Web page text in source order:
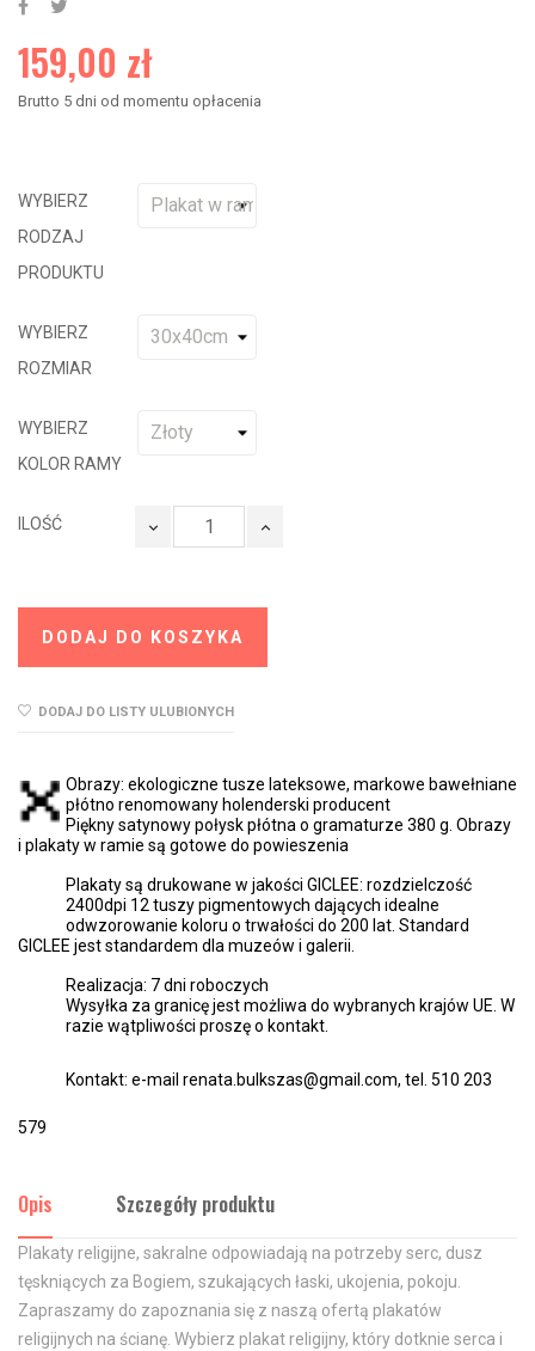
159,00 zł
Brutto 5 dni od momentu opłacenia
WYBIERZ
RODZAJ
PRODUKTU
WYBIERZ
ROZMIAR
WYBIERZ
KOLOR RAMY
ILOŚĆ
DODAJ DO KOSZYKA
DODAJ DO LISTY ULUBIONYCH
Obrazy: ekologiczne tusze lateksowe, markowe bawełniane
płótno renomowany holenderski producent
Piękny satynowy połysk płótna o gramaturze 380 g. Obrazy
i plakaty w ramie są gotowe do powieszenia
Plakaty są drukowane w jakości GICLEE: rozdzielczość
2400dpi 12 tuszy pigmentowych dających idealne
odwzorowanie koloru o trwałości do 200 lat. Standard
GICLEE jest standardem dla muzeów i galerii.
Realizacja: 7 dni roboczych
Wysyłka za granicę jest możliwa do wybranych krajów UE. W
razie wątpliwości proszę o kontakt.
Kontakt: e-mail renata.bulkszas@gmail.com, tel. 510 203
579
Opis Szczegóły produktu
Plakaty religijne, sakralne odpowiadają na potrzeby serc, dusz
tęskniących za Bogiem, szukających łaski, ukojenia, pokoju.
Zapraszamy do zapoznania się z naszą ofertą plakatów
religijnych na ścianę. Wybierz plakat religijny, który dotknie serca i